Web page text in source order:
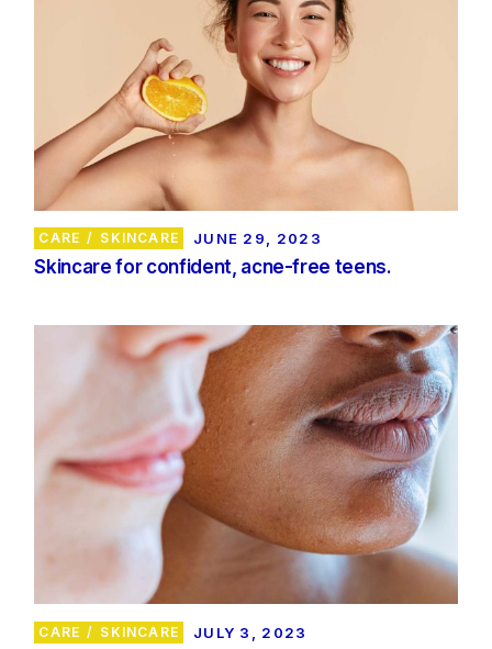
CARE SKINCARE JUNE 29, 2023
Skincare for confident, acne-free teens.
CARE SKINCARE JULY 3, 2023